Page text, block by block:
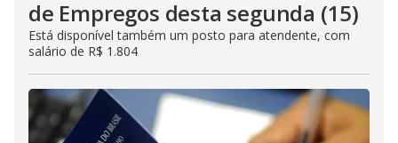
de Empregos desta segunda (15)
Está disponível também um posto para atendente, com
salário de R$ 1.804